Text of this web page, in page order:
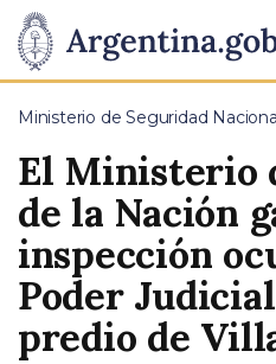
Presidencia
de
la
Nación
Pasar al contenido
Ministerio de Seguridad
El Ministerio
de la Nación
inspección
Poder
predio de